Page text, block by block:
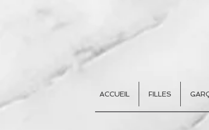
ACCUEIL FILLES